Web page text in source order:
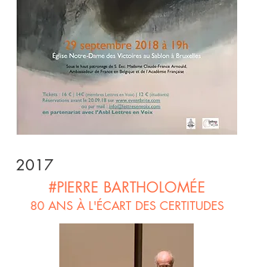
2017
#PIERRE BARTHOLOMÉE
80 ANS À L'ÉCART DES CERTITUDES